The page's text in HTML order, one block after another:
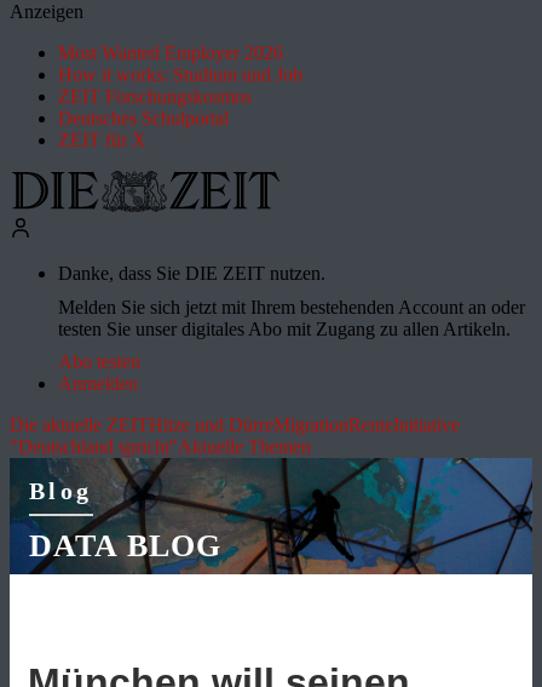
Anzeigen
Most Wanted Employer 2026
How it works: Studium und Job
ZEIT Forschungskosmos
Deutsches Schulportal
ZEIT für X
Danke, dass Sie DIE ZEIT nutzen.
Melden Sie sich jetzt mit Ihrem bestehenden Account an oder
testen Sie unser digitales Abo mit Zugang zu allen Artikeln.
Abo testen
Anmelden
Die aktuelle ZEITHitze und DürreMigrationRenteInitiative
"Deutschland spricht"Aktuelle Themen
Blog
DATA BLOG